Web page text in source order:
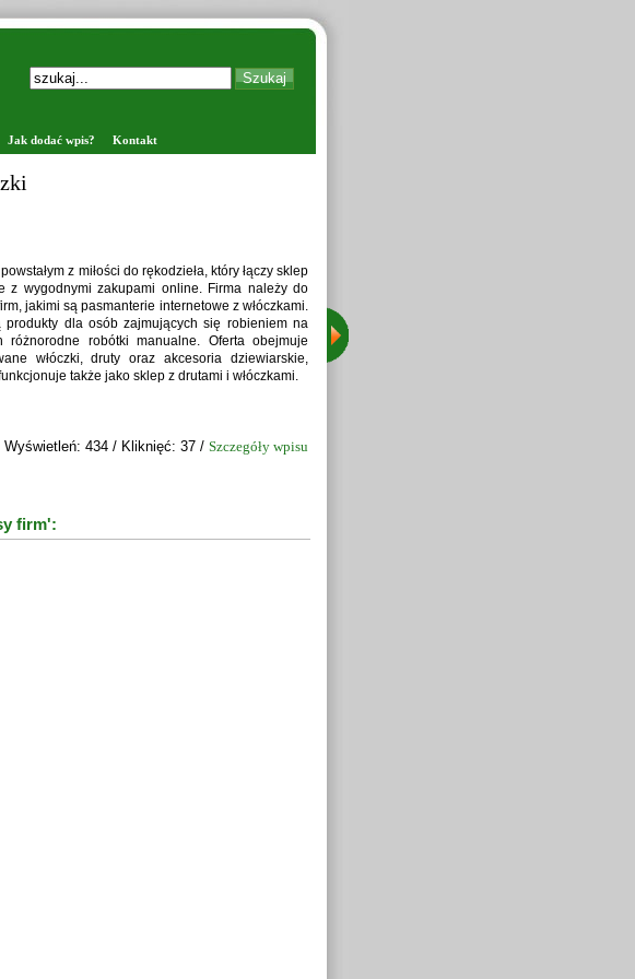
Jak dodać wpis? Kontakt
z miłości do rękodzieła, który łączy sklep
z wygodnymi zakupami online. Firma należy do
jakimi są pasmanterie internetowe z włóczkami.
produkty dla osób zajmujących się robieniem na
różnorodne robótki manualne. Oferta obejmuje
włóczki, druty oraz akcesoria dziewiarskie,
także jako sklep z drutami i włóczkami.
Wyświetleń: 434 / Kliknięć: 37 / Szczegóły wpisu
firm':